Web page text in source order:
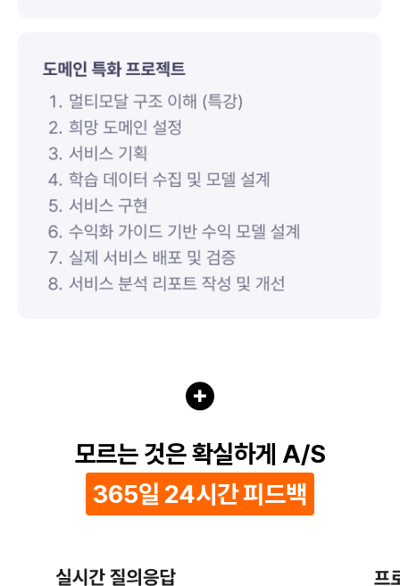
모르는 것은 확실하게 A/S
365일 24시간 피드백